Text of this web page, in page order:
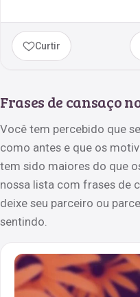
Curtir
Frases de cansaço
Você tem percebido que
como antes e que os
tem sido maiores do que
nossa lista com frases de
deixe seu parceiro ou
sentindo.